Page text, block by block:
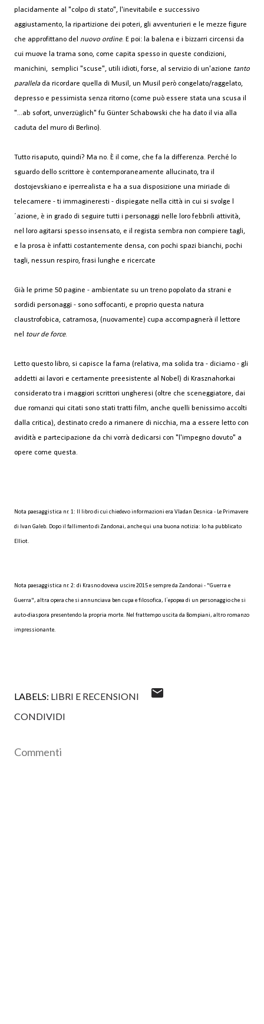
placidamente al "colpo di stato", l'inevitabile e successivo
aggiustamento, la ripartizione dei poteri, gli avventurieri e le mezze figure
che approfittano del nuovo ordine. E poi: la balena e i bizzarri circensi da
cui muove la trama sono, come capita spesso in queste condizioni,
manichini, semplici "scuse", utili idioti, forse, al servizio di un'azione tanto
parallelada ricordare quella di Musil, un Musil però congelato/raggelato,
depresso e pessimista senza ritorno (come può essere stata una scusa il
"...ab sofort, unverzüglich" fu Günter Schabowski che ha dato il via alla
caduta del muro di Berlino).
Tutto risaputo, quindi? Ma no. È il come, che fa la differenza. Perché lo
sguardo dello scrittore è contemporaneamente allucinato, tra il
dostojevskiano e iperrealista e ha a sua disposizione una miriade di
telecamere - ti immagineresti - dispiegate nella città in cui si svolge l
´azione, è in grado di seguire tutti i personaggi nelle loro febbrili attività,
nel loro agitarsi spesso insensato, e il regista sembra non compiere tagli,
e la prosa è infatti costantemente densa, con pochi spazi bianchi, pochi
tagli, nessun respiro, frasi lunghe e ricercate
Già le prime 50 pagine - ambientate su un treno popolato da strani e
sordidi personaggi - sono soffocanti, e proprio questa natura
claustrofobica, catramosa, (nuovamente) cupa accompagnerà il lettore
nel tour de force.
Letto questo libro, si capisce la fama (relativa, ma solida tra - diciamo - gli
addetti ai lavori e certamente preesistente al Nobel) di Krasznahorkai
considerato tra i maggiori scrittori ungheresi (oltre che sceneggiatore, dai
due romanzi qui citati sono stati tratti film, anche quelli benissimo accolti
dalla critica), destinato credo a rimanere di nicchia, ma a essere letto con
avidità e partecipazione da chi vorrà dedicarsi con "l'impegno dovuto" a
opere come questa.
Nota paesaggistica nr. 1: Il libro di cui chiedevo informazioni era Vladan Desnica - Le Primavere
di Ivan Galeb. Dopo il fallimento di Zandonai, anche qui una buona notizia: lo ha pubblicato
Elliot.
Nota paesaggistica nr. 2: di Krasno doveva uscire 2015 e sempre da Zandonai - "Guerra e
Guerra", altra opera che si annunciava ben cupa e filosofica, l´epopea di un personaggio che si
auto-diaspora presentendo la propria morte. Nel frattempo uscita da Bompiani, altro romanzo
impressionante.
LABELS: LIBRI E RECENSIONI
CONDIVIDI
Commenti